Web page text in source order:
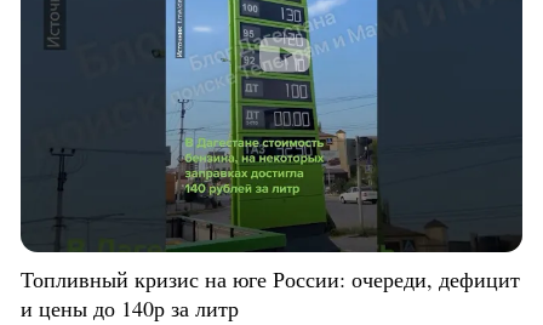
Топливный кризис на юге России: очереди, дефицит
и цены до 140р за литр